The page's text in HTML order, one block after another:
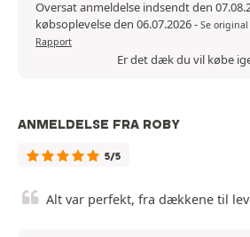
Oversat anmeldelse indsendt den
købsoplevelse den 06.07.2026- Se
Rapport
Er det dæk du vil købe
ANMELDELSE FRA ROBY
5/5
Alt var perfekt, fra dækkene til